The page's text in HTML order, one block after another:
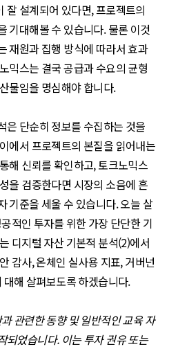
잘 설계되어 있다면, 프로젝트의
기대해볼 수 있습니다. 물론 이것
재원과 집행 방식에 따라서 효과
믹스는 결국 공급과 수요의 균형
물임을 명심해야 합니다.
은 단순히 정보를 수집하는 것을
에서 프로젝트의 본질을 읽어내는
해 신뢰를 확인하고, 토크노믹스
을 검증한다면 시장의 소음에 흔
기준을 세울 수 있습니다. 오늘 살
적인 투자를 위한 가장 단단한 기
디지털 자산 기본적 분석(2)에서
감사, 온체인 실사용 지표, 거버넌
해 살펴보도록 하겠습니다.
관련한 동향 및 일반적인 교육 자
되었습니다. 이는 투자 권유 또는